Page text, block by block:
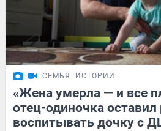
СЕМЬЯ ИСТОРИИ
«Жена умерла — и все
отец-одиночка оставил
воспитывать дочку с